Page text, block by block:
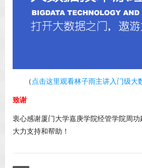
（点击这里观看林子雨主讲入门级大
致谢
衷心感谢厦门大学嘉庚学院经管学院周
大力支持和帮助！